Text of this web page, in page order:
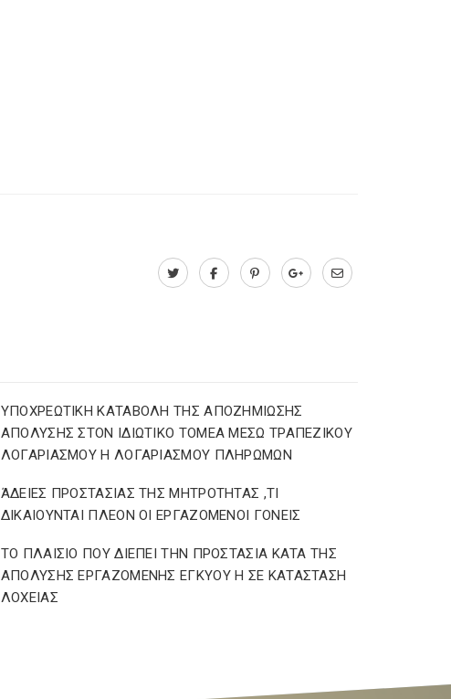
YΠΟΧΡΕΩΤΙΚΗ ΚΑΤΑΒΟΛΗ ΤΗΣ ΑΠΟΖΗΜΙΩΣΗΣ
ΑΠΟΛΥΣΗΣ ΣΤΟΝ ΙΔΙΩΤΙΚΟ ΤΟΜΕΑ ΜΕΣΩ ΤΡΑΠΕΖΙΚΟΥ
ΛΟΓΑΡΙΑΣΜΟΥ Η ΛΟΓΑΡΙΑΣΜΟΥ ΠΛΗΡΩΜΩΝ
ΆΔΕΙΕΣ ΠΡΟΣΤΑΣΙΑΣ ΤΗΣ ΜΗΤΡΟΤΗΤΑΣ ,ΤΙ
ΔΙΚΑΙΟΥΝΤΑΙ ΠΛΕΟΝ ΟΙ ΕΡΓΑΖΟΜΕΝΟΙ ΓΟΝΕΙΣ
ΤΟ ΠΛΑΙΣΙΟ ΠΟΥ ΔΙΕΠΕΙ ΤΗΝ ΠΡΟΣΤΑΣΙΑ ΚΑΤΑ ΤΗΣ
ΑΠΟΛΥΣΗΣ ΕΡΓΑΖΟΜΕΝΗΣ ΕΓΚΥΟΥ Η ΣΕ ΚΑΤΑΣΤΑΣΗ
ΛΟΧΕΙΑΣ